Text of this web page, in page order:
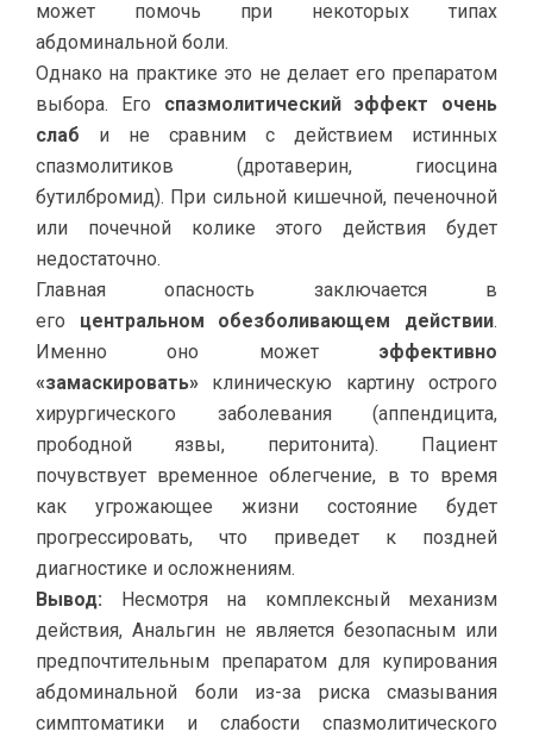
может помочь при некоторых типах
абдоминальной боли.
Однако на практике это не делает его препаратом
выбора. Его спазмолитический эффект очень
слаб и не сравним с действием истинных
спазмолитиков (дротаверин, гиосцина
бутилбромид). При сильной кишечной, печеночной
или почечной колике этого действия будет
недостаточно.
Главная опасность заключается в
его центральном обезболивающем действии.
Именно оно может эффективно
«замаскировать» клиническую картину острого
хирургического заболевания (аппендицита,
прободной язвы, перитонита). Пациент
почувствует временное облегчение, в то время
как угрожающее жизни состояние будет
прогрессировать, что приведет к поздней
диагностике и осложнениям.
Вывод: Несмотря на комплексный механизм
действия, Анальгин не является безопасным или
предпочтительным препаратом для купирования
абдоминальной боли из-за риска смазывания
симптоматики и слабости спазмолитического